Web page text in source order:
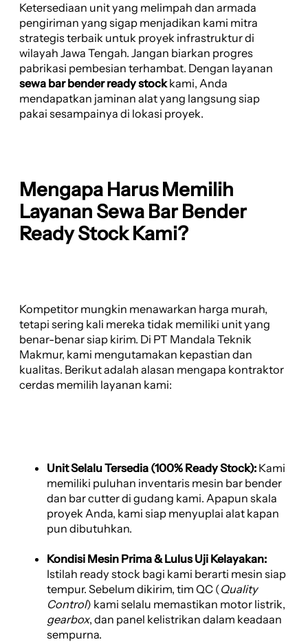
Ketersediaan unit yang melimpah dan armada
pengiriman yang sigap menjadikan kami mitra
strategis terbaik untuk proyek infrastruktur di
wilayah Jawa Tengah. Jangan biarkan progres
pabrikasi pembesian terhambat. Dengan layanan
sewa bar bender ready stockkami, Anda
mendapatkan jaminan alat yang langsung siap
pakai sesampainya di lokasi proyek.
Mengapa Harus Memilih
Layanan Sewa Bar Bender
Ready Stock Kami?
Kompetitor mungkin menawarkan harga murah,
tetapi sering kali mereka tidak memiliki unit yang
benar-benar siap kirim. Di PT Mandala Teknik
Makmur, kami mengutamakan kepastian dan
kualitas. Berikut adalah alasan mengapa kontraktor
cerdas memilih layanan kami:
Unit Selalu Tersedia (100% Ready Stock): Kami
memiliki puluhan inventaris mesin bar bender
dan bar cutter di gudang kami. Apapun skala
proyek Anda, kami siap menyuplai alat kapan
pun dibutuhkan.
Kondisi Mesin Prima & Lulus Uji Kelayakan:
Istilah ready stock bagi kami berarti mesin siap
tempur. Sebelum dikirim, tim QC (Quality
Control) kami selalu memastikan motor listrik,
gearbox, dan panel kelistrikan dalam keadaan
sempurna.